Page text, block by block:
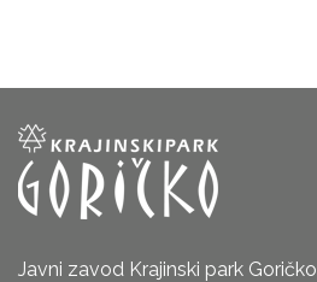
Javni zavod Krajinski park Goričko